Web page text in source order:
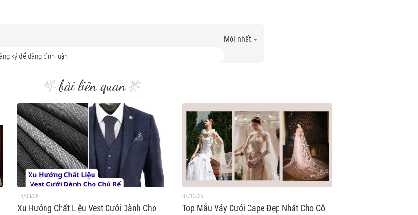
Mới nhất
bài liên quan
14/03/26
Xu Hướng Chất Liệu Vest Cưới Dành Cho
07/12/25
Top Mẫu Váy Cưới Cape Đẹp Nhất Cho Cô